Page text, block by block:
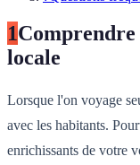
1Comprendre
locale
Lorsque l'on voyage
avec les habitants.
enrichissants de votre